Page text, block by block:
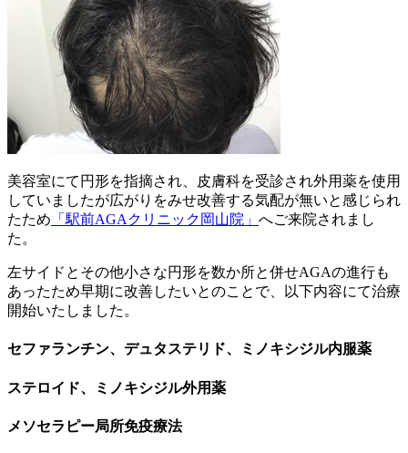
美容室にて円形を指摘され、皮膚科を受診され外用薬を使用
していましたが広がりをみせ改善する気配が無いと感じられ
たため 「駅前AGAクリニック岡山院」 へご来院されまし
た。
左サイドとその他小さな円形を数か所と併せAGAの進行も
あったため早期に改善したいとのことで、以下内容にて治療
開始いたしました。
セファランチン、デュタステリド、ミノキシジル内服薬
ステロイド、ミノキシジル外用薬
メソセラピー局所免疫療法